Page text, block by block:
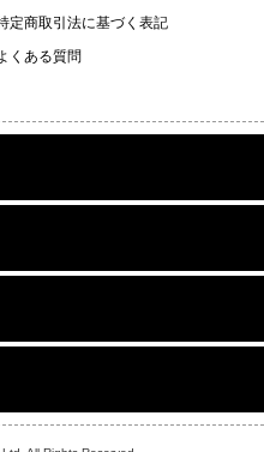
定商取引法に基づく表記
くある質問